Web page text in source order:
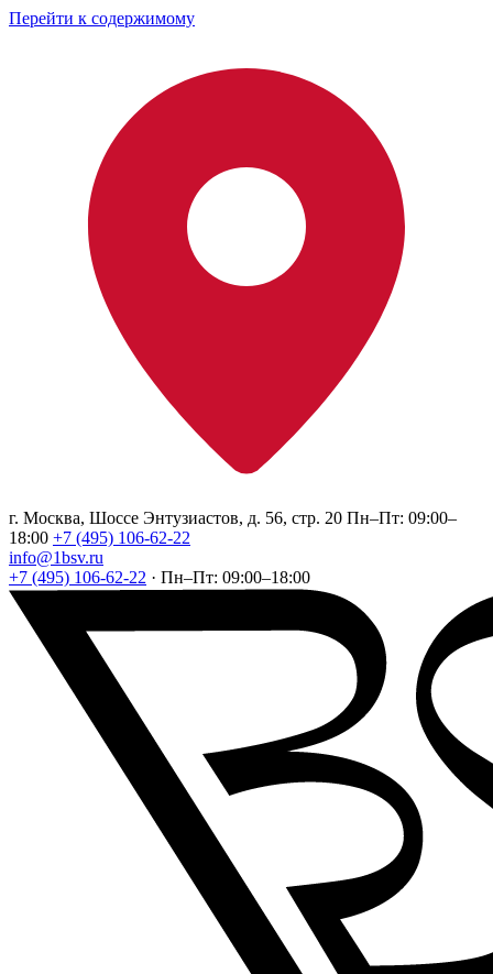
Перейти к содержимому
г. Москва, Шоссе Энтузиастов, д. 56, стр. 20 Пн–Пт: 09:00–
18:00 +7 (495) 106-62-22
info@1bsv.ru
+7 (495) 106-62-22 · Пн–Пт: 09:00–18:00